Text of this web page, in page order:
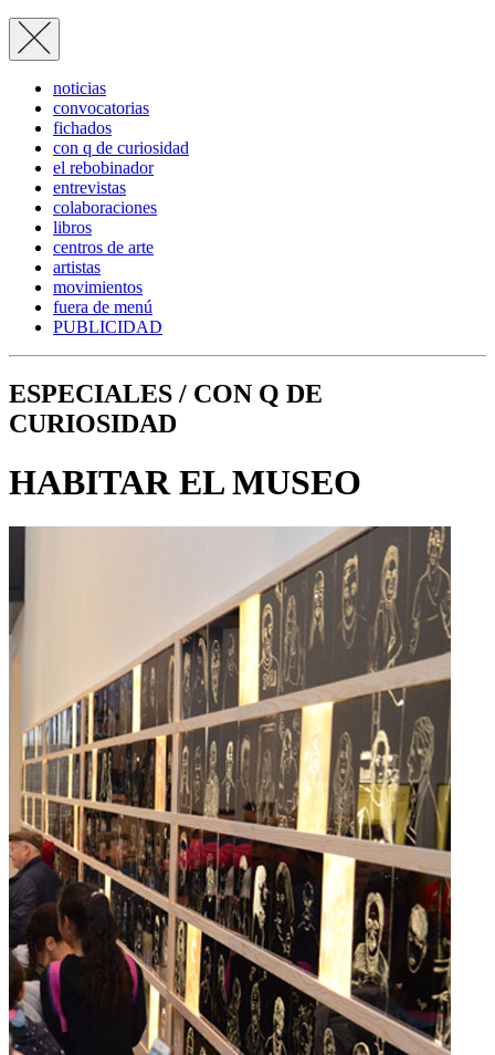
noticias
convocatorias
fichados
con q de curiosidad
el rebobinador
entrevistas
colaboraciones
libros
centros de arte
artistas
movimientos
fuera de menú
PUBLICIDAD
ESPECIALES / CON Q DE
CURIOSIDAD
HABITAR EL MUSEO